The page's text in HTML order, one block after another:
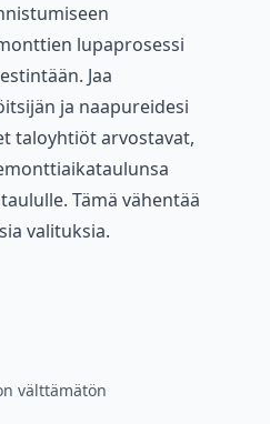
lupaprosessi
Jaa
ja naapureidesi
taloyhtiöt arvostavat,
Tämä vähentää
valituksia.
välttämätön